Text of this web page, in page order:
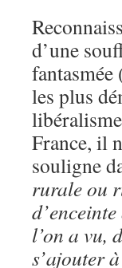
d’une
fantasmée
les plus
France, il
souligne
rurale ou
l’on a vu,
s’ajouter